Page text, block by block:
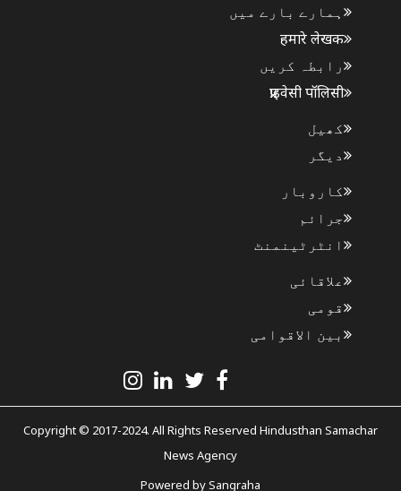
ہمارے بارے میں
हमारे लेखक
رابطہ کریں
प्राइवेसी पॉलिसी
کھیل
دیگر
کاروبار
جرائم
انٹرٹینمنٹ
علاقائی
قومی
بین الاقوامی
Copyright © 2017-2024. All Rights Reserved Hindusthan Samachar
News Agency
Powered bySangraha